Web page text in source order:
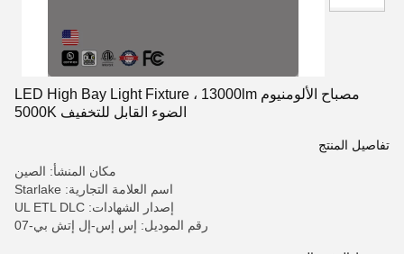
مصباح الألومنيوم LED High Bay Light Fixture ، 13000lm
الضوء القابل للتخفيف 5000K
تفاصيل المنتج
مكان المنشأ: الصين
اسم العلامة التجارية: Starlake
إصدار الشهادات: UL ETL DLC
رقم الموديل: إس إس-إل إتش بي-07